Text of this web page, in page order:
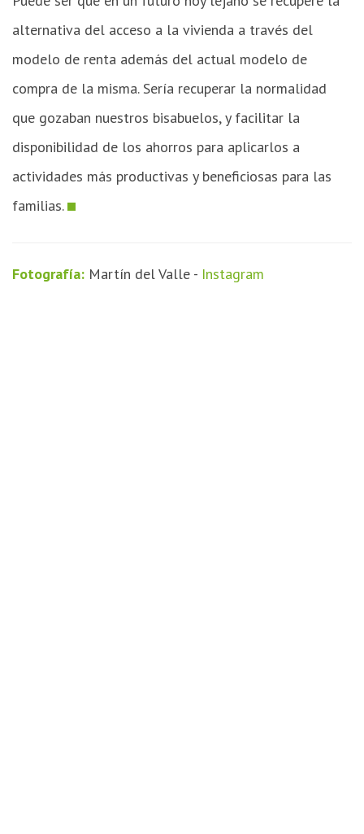
alternativa del acceso a la vivienda a través del
modelo de renta además del actual modelo de
compra de la misma. Sería recuperar la normalidad
que gozaban nuestros bisabuelos, y facilitar la
disponibilidad de los ahorros para aplicarlos a
actividades más productivas y beneficiosas para las
familias.
Fotografía: Martín del Valle - Instagram